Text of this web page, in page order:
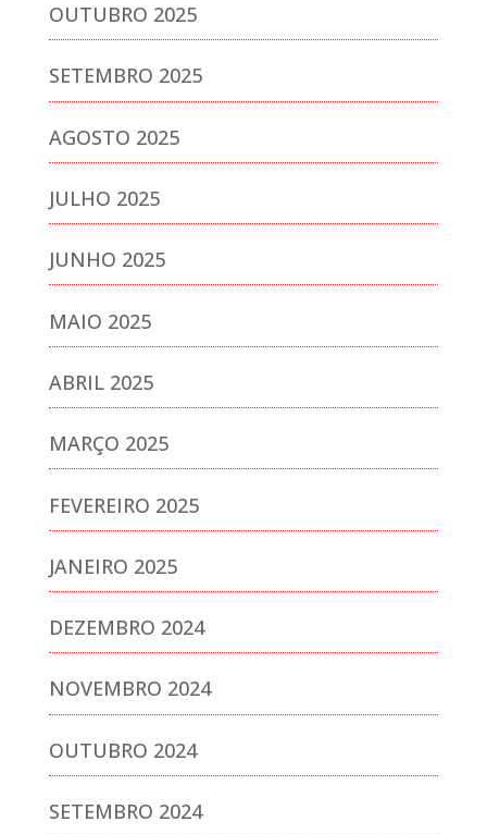
OUTUBRO 2025
SETEMBRO 2025
AGOSTO 2025
JULHO 2025
JUNHO 2025
MAIO 2025
ABRIL 2025
MARÇO 2025
FEVEREIRO 2025
JANEIRO 2025
DEZEMBRO 2024
NOVEMBRO 2024
OUTUBRO 2024
SETEMBRO 2024